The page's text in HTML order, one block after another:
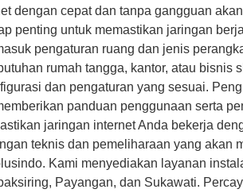
cepat dan tanpa gangguan
penting untuk memastikan jaringan
pengaturan ruang dan jenis
rumah tangga, kantor, atau bisnis
dan pengaturan yang sesuai.
panduan penggunaan serta
jaringan internet Anda bekerja
teknis dan pemeliharaan yang
Kami menyediakan layanan
Payangan, dan Sukawati.